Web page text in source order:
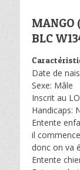
MANGO
BLC
Date de
Sexe: Mâle
Inscrit au
Handicaps:
Entente
il
donc on va
Entente